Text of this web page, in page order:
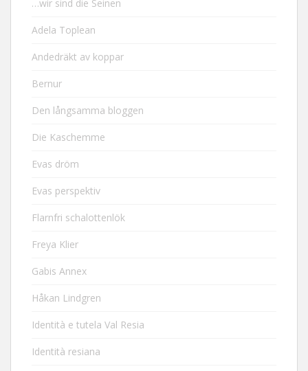
…wir sind die Seinen
Adela Toplean
Andedräkt av koppar
Bernur
Den långsamma bloggen
Die Kaschemme
Evas dröm
Evas perspektiv
Flarnfri schalottenlök
Freya Klier
Gabis Annex
Håkan Lindgren
Identità e tutela Val Resia
Identità resiana